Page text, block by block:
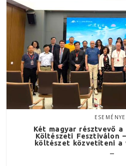
Két magyar résztvevő
Költészeti Fesztiválon
költészet közvetíteni